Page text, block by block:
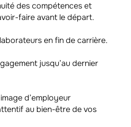
des compétences et
faire avant le départ.
en fin de carrière.
jusqu’au dernier
d’employeur
au bien-être de vos